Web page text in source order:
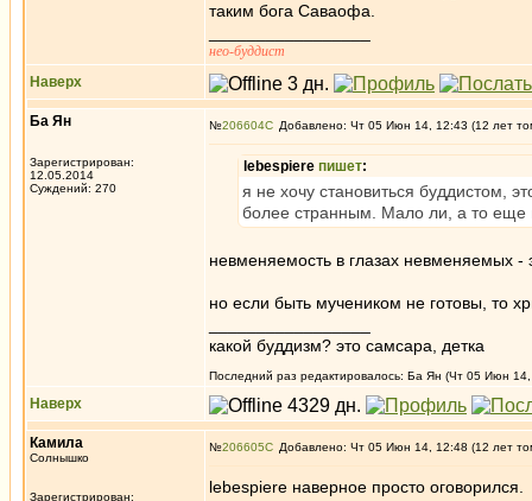
таким бога Саваофа.
нео-буддист
Наверх
Ба Ян
Зарегистрирован:
12.05.2014
Суждений: 270
№206604 Добавлено: Чт 05 Июн 14, 12:43 (12 лет
lebespiere пишет:
я не хочу становиться буддистом,
более странным. Мало ли, а то еще
невменяемость в глазах невменяемых -
но если быть мучеником не готовы, то
какой буддизм? это самсара, детка
Последний раз редактировалось: Ба Ян (Чт 05 Июн 14,
Наверх
Камила
Солнышко
Зарегистрирован:
№206605 Добавлено: Чт 05 Июн 14, 12:48 (12 лет
lebespiere наверное просто оговорился.